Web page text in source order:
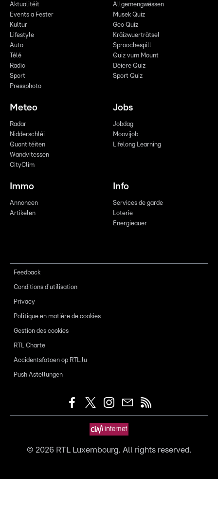
Aktualitéit
Events a Fester
Kultur
Lifestyle
Auto
Télé
Radio
Sport
Pressphoto
Allgemengwëssen
Musek Quiz
Geo Quiz
Kräizwuerträtsel
Sproochespill
Quiz vum Mount
Déiere Quiz
Sport Quiz
Meteo
Radar
Nidderschléi
Quantitéiten
Wandvitessen
CityClim
Jobs
Jobdag
Moovijob
Lifelong Learning
Immo
Annoncen
Artikelen
Info
Services de garde
Loterie
Energieauer
Feedback
Conditions d'utilisation
Privacy
Politique en matière de cookies
Gestion des cookies
RTL Charte
Accidentsfotoen op RTL.lu
Push Astellungen
© 2026RTL Luxembourg. All rights reserved.